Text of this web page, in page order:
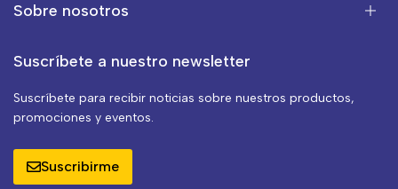
Sobre nosotros
Suscríbete a nuestro newsletter
Suscríbete para recibir noticias sobre nuestros productos,
promociones y eventos.
Suscribirme